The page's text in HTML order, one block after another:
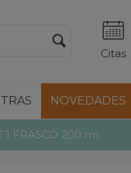
Citas
NOVEDADES
1 FRASCO 200 ml